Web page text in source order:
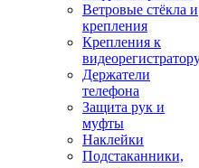
Ветровые стёкла и
крепления
Крепления к
Держатели
телефона
Защита рук и
муфты
Наклейки
Подстаканники,